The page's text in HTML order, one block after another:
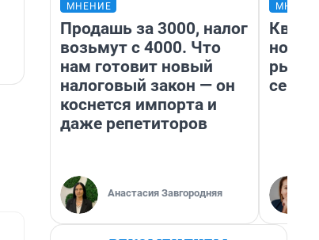
МНЕНИЕ
Продашь за 3000, налог
возьмут с 4000. Что
нам готовит новый
налоговый закон — он
коснется импорта и
даже репетиторов
Анастасия Завгородняя
но